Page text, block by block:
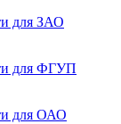
для ЗАО
для ФГУП
для ОАО